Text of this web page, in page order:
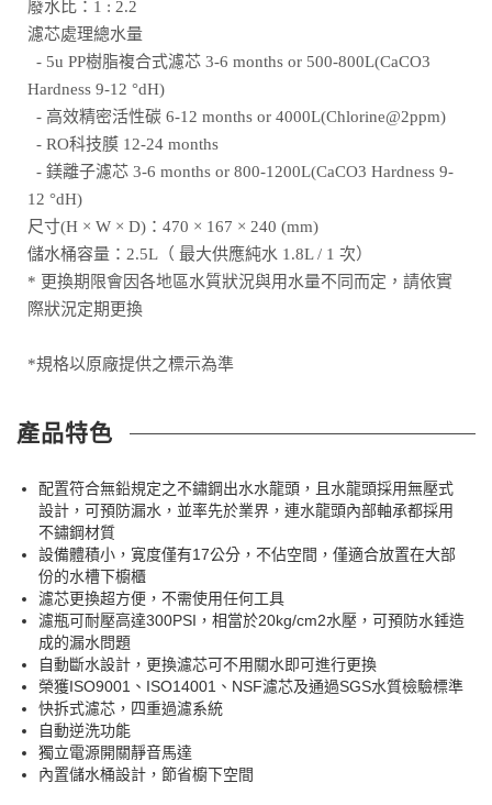
廢水比：1 : 2.2
濾芯處理總水量
- 5u PP樹脂複合式濾芯 3-6 months or 500-800L(CaCO3
Hardness 9-12 °dH)
- 高效精密活性碳 6-12 months or 4000L(Chlorine@2ppm)
- RO科技膜 12-24 months
- 鎂離子濾芯 3-6 months or 800-1200L(CaCO3 Hardness 9-
12 °dH)
尺寸(H × W × D)：470 × 167 × 240 (mm)
儲水桶容量：2.5L（ 最大供應純水 1.8L / 1 次）
* 更換期限會因各地區水質狀況與用水量不同而定，請依實
際狀況定期更換
*規格以原廠提供之標示為準
產品特色
配置符合無鉛規定之不鏽鋼出水水龍頭，且水龍頭採用無壓式
設計，可預防漏水，並率先於業界，連水龍頭內部軸承都採用
不鏽鋼材質
設備體積小，寛度僅有17公分，不佔空間，僅適合放置在大部
份的水槽下櫥櫃
濾芯更換超方便，不需使用任何工具
濾瓶可耐壓高達300PSI，相當於20kg/cm2水壓，可預防水錘造
成的漏水問題
自動斷水設計，更換濾芯可不用關水即可進行更換
榮獲ISO9001、ISO14001、NSF濾芯及通過SGS水質檢驗標準
快拆式濾芯，四重過濾系統
自動逆洗功能
獨立電源開關靜音馬達
內置儲水桶設計，節省櫥下空間